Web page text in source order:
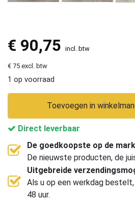
€ 90,75 incl. btw
€ 75 excl. btw
1 op voorraad
Toevoegen in
Direct leverbaar
De goedkoopste op de
De nieuwste producten, de
Uitgebreide
Als u op een werkdag
48 uur.